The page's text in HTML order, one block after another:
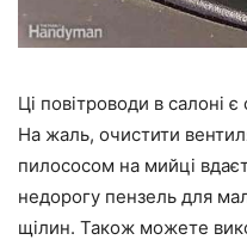
Ці повітроводи в салоні
На жаль, очистити
пилососом на мийці
недорогу пензель для
щілин. Також можете